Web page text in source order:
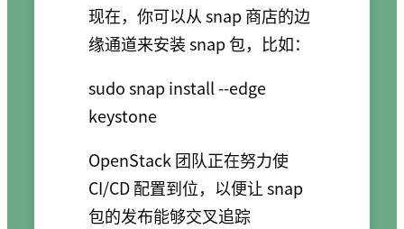
现在，你可以从 snap 商店的边
缘通道来安装 snap 包，比如：
sudo snap install --edge
OpenStack 团队正在努力使
CI/CD 配置到位，以便让 snap
包的发布能够交叉追踪